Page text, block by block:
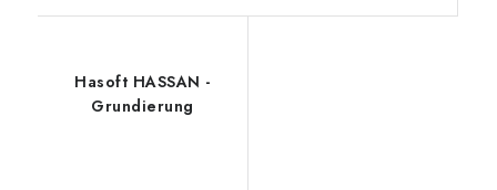
Hasoft HASSAN -
Grundierung